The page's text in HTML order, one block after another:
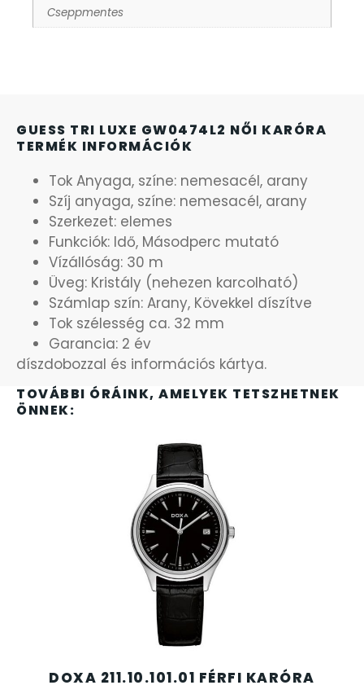
Cseppmentes
TOVÁBBI ÓRÁINK, AMELYEK TETSZHETNEK
ÖNNEK:
DOXA 211.10.101.01 FÉRFI KARÓRA
GUESS TRI LUXE GW0474L2 NŐI KARÓRA
TERMÉK INFORMÁCIÓK
Tok Anyaga, színe: nemesacél, arany
Szíj anyaga, színe: nemesacél, arany
Szerkezet: elemes
Funkciók: Idő, Másodperc mutató
Vízállóság: 30 m
Üveg: Kristály (nehezen karcolható)
Számlap szín: Arany, Kövekkel díszítve
Tok szélesség ca. 32 mm
Garancia: 2 év
díszdobozzal és információs kártya.
MASERATI
OKOSÓRÁK
ÖNGYÚJTÓK
ÓRAFORGATÓK
ÓRÁS GÉPEK
ÓRATARTÓ DOBOZOK
POLICE